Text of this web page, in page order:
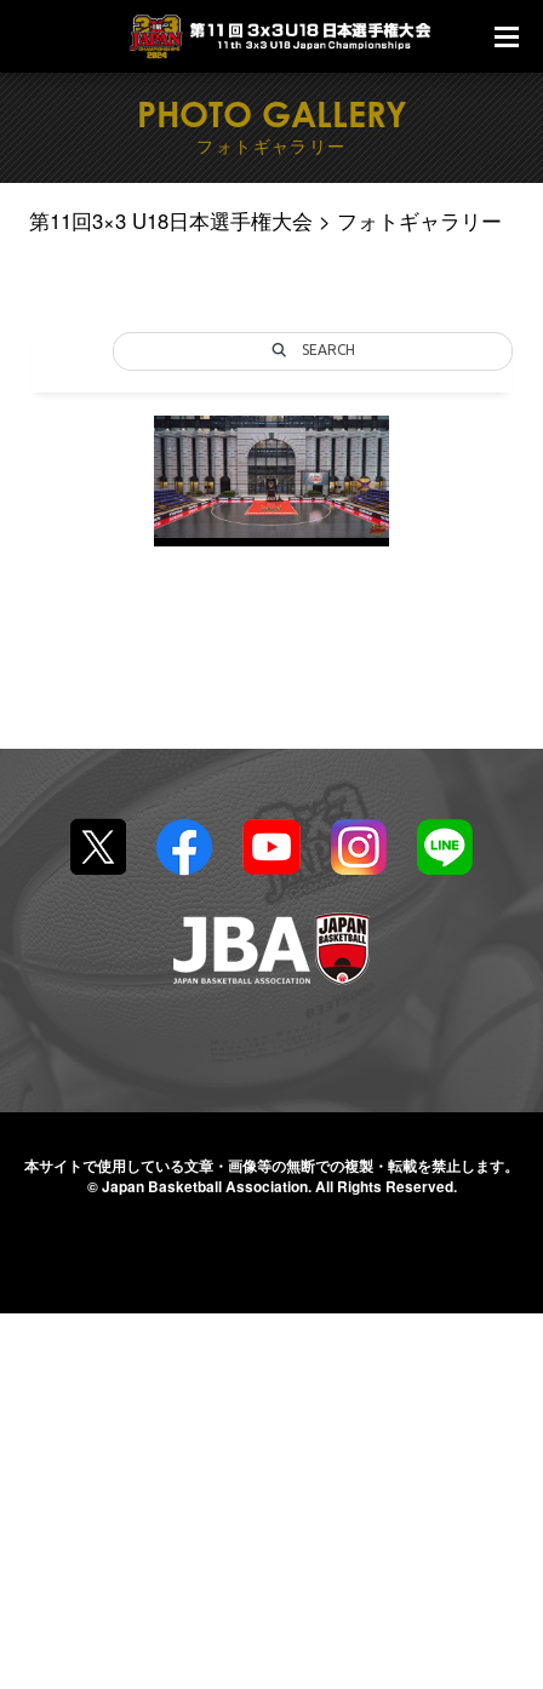
PHOTO GALLERY
フォトギャラリー
第11回3×3 U18日本選手権大会 フォトギャラリー
SEARCH
本サイトで使用している文章・画像等の無断での複製・転載を禁止します。
© Japan Basketball Association.All Rights Reserved.